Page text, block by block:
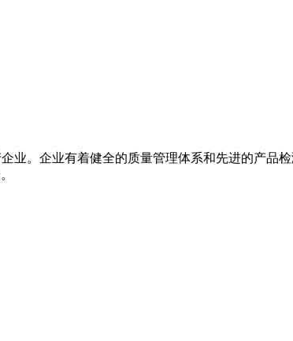
业。企业有着健全的质量管理体系和先进的产品